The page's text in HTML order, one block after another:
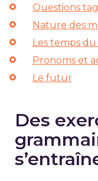
Questions
Nature des
Les temps du
Pronoms et
Le futur
Des